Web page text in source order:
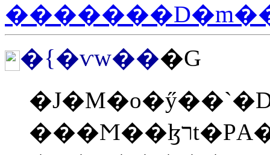
�{�ѵw���G
���Ϻ��ɮרt�ΡA�ҥH�ڭ̷��M�N�ݭn�����A�Ѥ@�U�w�ЬO�Ӥ���F��աI�����A�ڭ̴N�Ӭݤ@�ݵw�Ъ����z�զ��A�A�ѤF���z�զ�����A�A�ӻ����@�U���˶i��